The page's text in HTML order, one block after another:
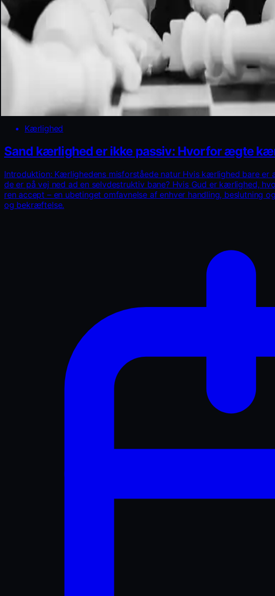
Kærlighed
Sand kærlighed er ikke passiv: Hvorfor ægte
Introduktion: Kærlighedens misforståede natur Hvis kærlighed bare
de er på vej ned ad en selvdestruktiv bane? Hvis Gud er kærlighed,
ren accept – en ubetinget omfavnelse af enhver handling, beslutning
og bekræftelse.